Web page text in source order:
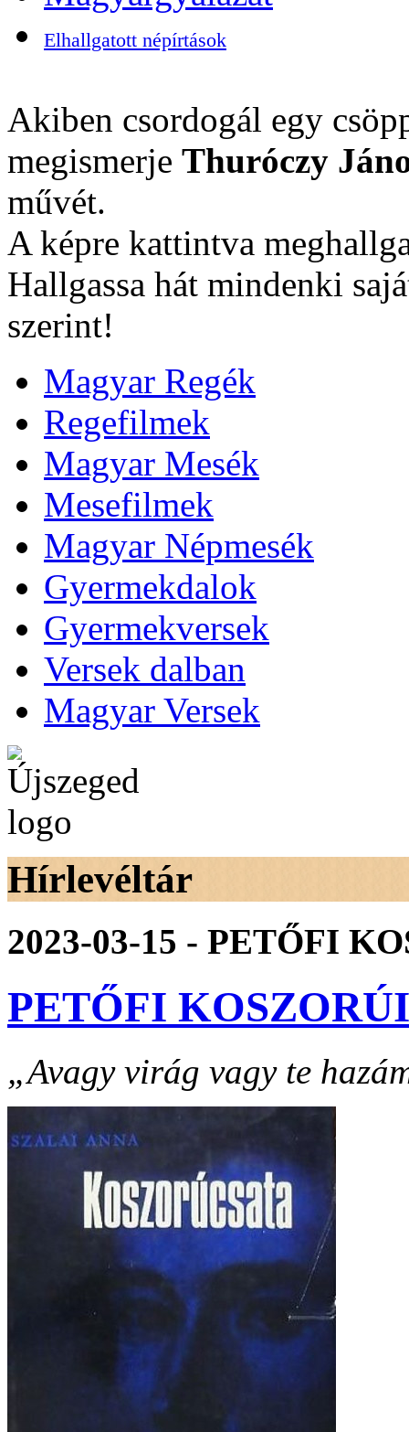
Elhallgatott népírtások
Akiben csordogál egy
megismerje Thuróczy
művét.
A képre kattintva
Hallgassa hát mindenki
szerint!
Magyar Regék
Regefilmek
Magyar Mesék
Mesefilmek
Magyar Népmesék
Gyermekdalok
Gyermekversek
Versek dalban
Magyar Versek
Hírlevéltár
2023-03-15 - PETŐFI
PETŐFI KOSZORÚI
„Avagy virág vagy te